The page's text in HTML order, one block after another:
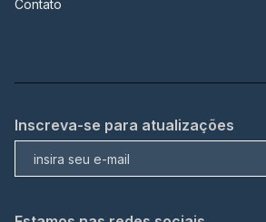
Contato
Inscreva-se para atualizações